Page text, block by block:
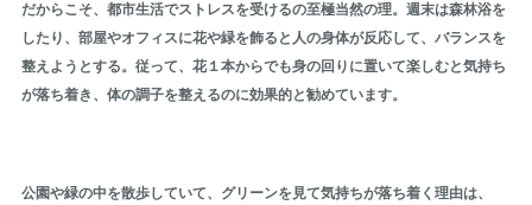
だからこそ、都市生活でストレスを受けるの至極当然の理。週末は森林浴を
したり、部屋やオフィスに花や緑を飾ると人の身体が反応して、バランスを
整えようとする。従って、花１本からでも身の回りに置いて楽しむと気持ち
が落ち着き、体の調子を整えるのに効果的と勧めています。
公園や緑の中を散歩していて、グリーンを見て気持ちが落ち着く理由は、